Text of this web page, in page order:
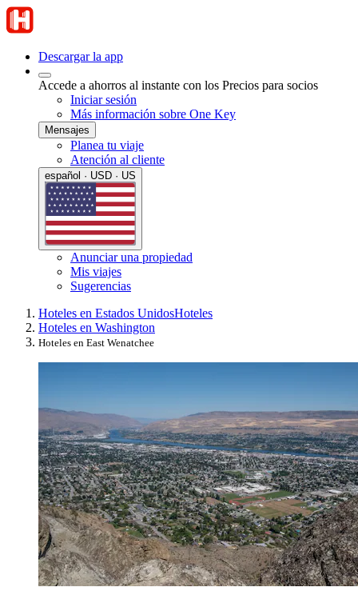
Descargar la app
Accede a ahorros al instante con los Precios para socios
Iniciar sesión
Más información sobre One Key
Mensajes
Planea tu viaje
Atención al cliente
español · USD · US
Anunciar una propiedad
Mis viajes
Sugerencias
Hoteles en Estados UnidosHoteles
Hoteles en Washington
Hoteles en East Wenatchee